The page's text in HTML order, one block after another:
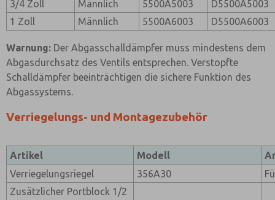
3/4 Zoll
Männlich 5500A5003
D5500A5003
1 Zoll
Männlich 5500A6003 D5500A6003
Warnung: Der Abgasschalldämpfer muss mindestens dem
Abgasdurchsatz des Ventils entsprechen. Verstopfte
Schalldämpfer beeinträchtigen die sichere Funktion des
Abgassystems.
Verriegelungs- und Montagezubehör
Artikel Modell
Verriegelungsriegel
356A30
Zusätzlicher Portblock 1/2